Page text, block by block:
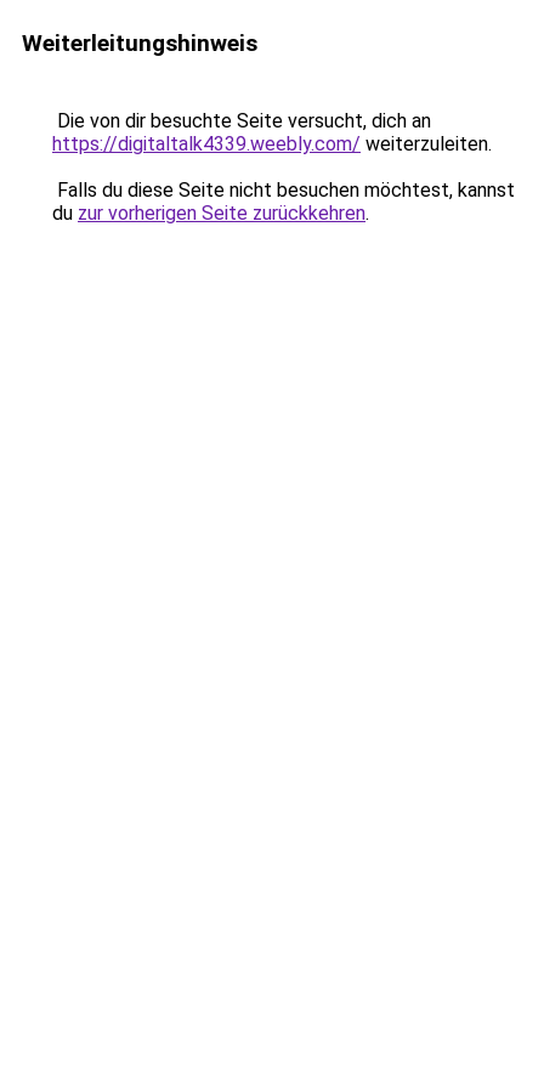
Weiterleitungshinweis
Die von dir besuchte Seite versucht, dich an
https://digitaltalk4339.weebly.com/ weiterzuleiten.
Falls du diese Seite nicht besuchen möchtest, kannst
du zur vorherigen Seite zurückkehren.